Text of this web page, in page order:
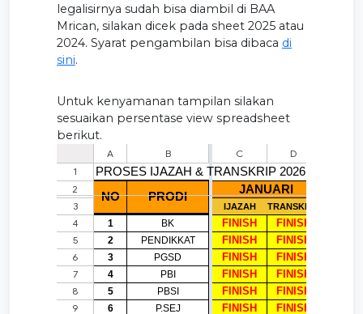
legalisirnya sudah bisa diambil di BAA
Mrican, silakan dicek pada sheet 2025 atau
2024. Syarat pengambilan bisa dibaca di
sini.
Untuk kenyamanan tampilan silakan
sesuaikan persentase view spreadsheet
berikut.